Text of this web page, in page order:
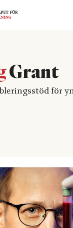
Grant
för